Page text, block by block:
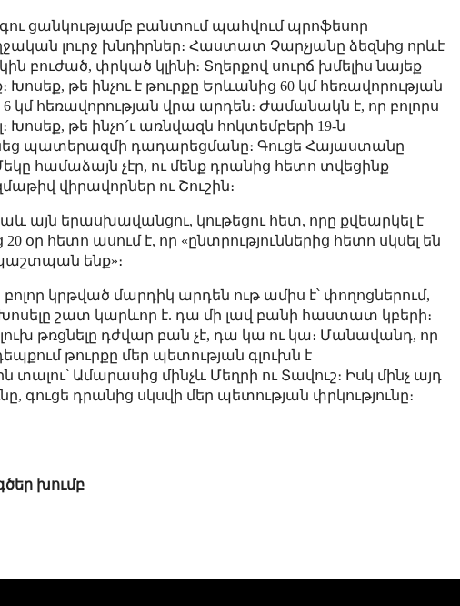
ցանկությամբ բանտում պահվում պրոֆեսոր
լուրջ խնդիրներ։ Հաստատ Չարչյանը ձեզնից որևէ
բուժած, փրկած կլինի։ Տղերքով սուրճ խմելիս նայեք
Խոսեք, թե ինչու է թուրքը Երևանից 60 կմ հեռավորության
կմ հեռավորության վրա արդեն։ Ժամանակն է, որ բոլորս
Խոսեք, թե ինչո´ւ առնվազն հոկտեմբերի 19-ն
պատերազմի դադարեցմանը։ Գուցե Հայաստանը
համաձայն չէր, ու մենք դրանից հետո տվեցինք
վիրավորներ ու Շուշին։
այն երասխավանցու, կութեցու հետ, որը քվեարկել է
օր հետո ասում է, որ «ընտրություններից հետո սկսել են
ենք»։
բոլոր կրթված մարդիկ արդեն ութ ամիս է՝ փողոցներում,
Խոսելը շատ կարևոր է. դա մի լավ բանի հաստատ կբերի։
թռցնելը դժվար բան չէ, դա կա ու կա։ Մանավանդ, որ
թուրքը մեր պետության գլուխն է
Ամարասից մինչև Մեղրի ու Տավուշ։ Իսկ մինչ այդ
գուցե դրանից սկսվի մեր պետության փրկությունը։
խումբ